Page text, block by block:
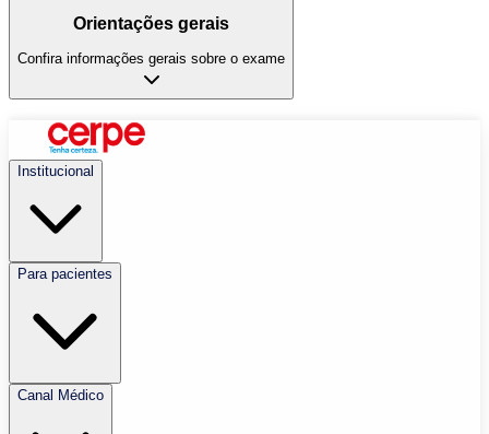
Orientações gerais
Confira informações gerais sobre o exame
Institucional
Para pacientes
Canal Médico